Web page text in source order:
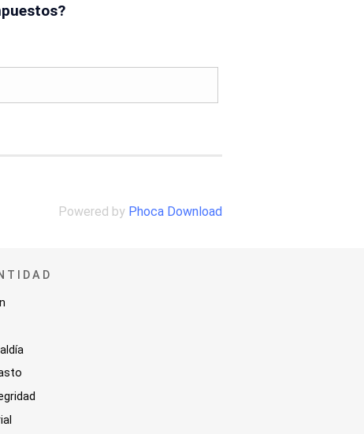
Powered by Phoca Download